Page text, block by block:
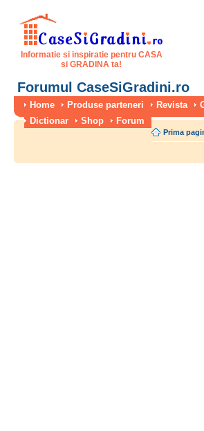
Informatie si inspiratie pentru CASA
si GRADINA ta!
Forumul CaseSiGradini.ro
Home Produse parteneri Revista
Dictionar
Shop Forum
Prima